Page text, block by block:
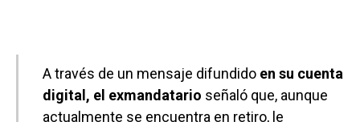
A través de un mensaje difundido en su cuenta
digital, el exmandatario señaló que, aunque
actualmente se encuentra en retiro, le